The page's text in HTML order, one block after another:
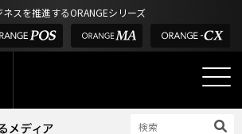
ネスを推進するORANGEシリーズ
ッチパネル式カスタマーディスプレイ
インフラ環境・サポート
酒販・ワイン
サロン
デジタル化・AI導入補助金
POS お役立ち情報
店舗のミライを考えるメディア